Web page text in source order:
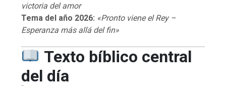
victoria del amor
Tema del año 2026: «Pronto viene el Rey –
Esperanza más allá del fin»
Texto bíblico central
del día